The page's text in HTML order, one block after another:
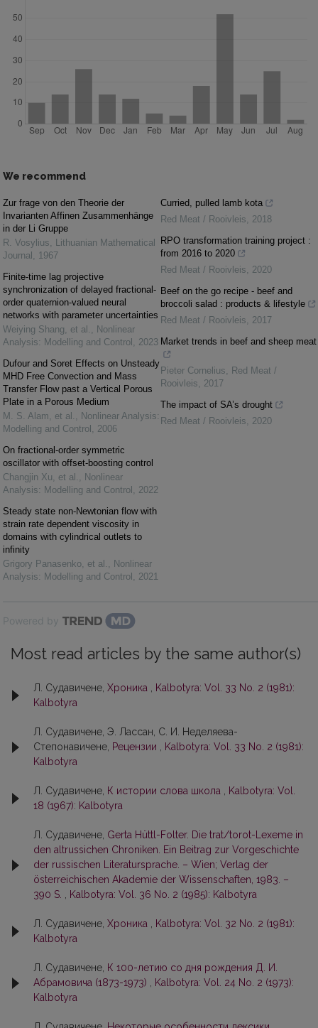
We recommend
Zur frage von den Theorie der
Invarianten Affinen Zusammenhänge
in der Li Gruppe
R. Vosylius, Lithuanian Mathematical
Journal , 1967
Finite-time lag projective
synchronization of delayed fractional-
order quaternion-valued neural
networks with parameter uncertainties
Weiying Shang, et al. , Nonlinear
Analysis: Modelling and Control , 2023
Dufour and Soret Effects on Unsteady
MHD Free Convection and Mass
Transfer Flow past a Vertical Porous
Plate in a Porous Medium
M. S. Alam, et al. , Nonlinear Analysis:
Modelling and Control , 2006
On fractional-order symmetric
oscillator with offset-boosting control
Changjin Xu, et al. , Nonlinear
Analysis: Modelling and Control , 2022
Steady state non-Newtonian flow with
strain rate dependent viscosity in
domains with cylindrical outlets to
infinity
Grigory Panasenko, et al. , Nonlinear
Analysis: Modelling and Control , 2021
Curried, pulled lamb kota
Red Meat / Rooivleis, 2018
RPO transformation training project :
from 2016 to 2020
Red Meat / Rooivleis, 2020
Beef on the go recipe - beef and
broccoli salad : products & lifestyle
Red Meat / Rooivleis, 2017
Market trends in beef and sheep meat
Pieter Cornelius, Red Meat /
Rooivleis, 2017
The impact of SA’s drought
Red Meat / Rooivleis, 2020
Powered by
Most read articles by the same author(s)
Л. Судавичене, Хроника
Kalbotyra: Vol. 33 No. 2 (1981):
Kalbotyra
Л. Судавичене, Э. Лассан, С. И. Неделяевa-
Степонавичене, Рецензии
Kalbotyra: Vol. 33 No. 2 (1981):
Kalbotyra
Л. Судавичене, К истории слова школа
Kalbotyra: Vol.
18 (1967): Kalbotyra
Л. Судавичене, Gerta Hüttl-Folter. Die trat/torot-Lexeme in
den altrussichen Chroniken. Ein Beitrag zur Vorgeschichte
der russischen Literatursprache. – Wien; Verlag der
österreichischen Akademie der Wissenschaften, 1983. –
390 S.
Kalbotyra: Vol. 36 No. 2 (1985): Kalbotyra
Л. Судавичене, Хроника
Kalbotyra: Vol. 32 No. 2 (1981):
Kalbotyra
Л. Судавичене, К 100-летию со дня рождения Д. И.
Абрамовича (1873-1973)
Kalbotyra: Vol. 24 No. 2 (1973):
Kalbotyra